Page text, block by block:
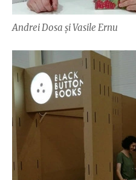
Andrei Dosa și Vasile Ernu